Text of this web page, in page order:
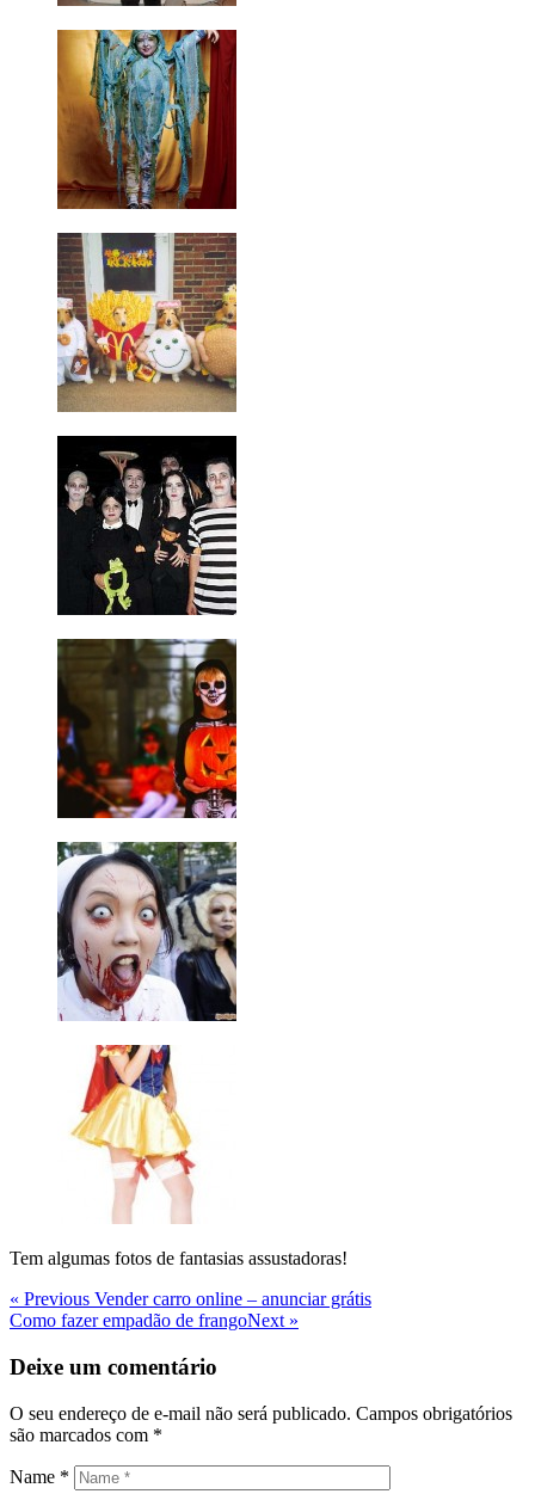
Tem algumas fotos de fantasias assustadoras!
Navegação
de
Post
Previous
Post
« Previous Vender carro online – anunciar grátis
Next
Como fazer empadão de frangoNext »
Deixe um comentário
O seu endereço de e-mail não será publicado. Campos obrigatórios
são marcados com *
Name *